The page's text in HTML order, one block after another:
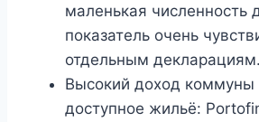
маленькая численность
показатель очень
отдельным декларациям.
Высокий доход коммуны
доступное жильё: